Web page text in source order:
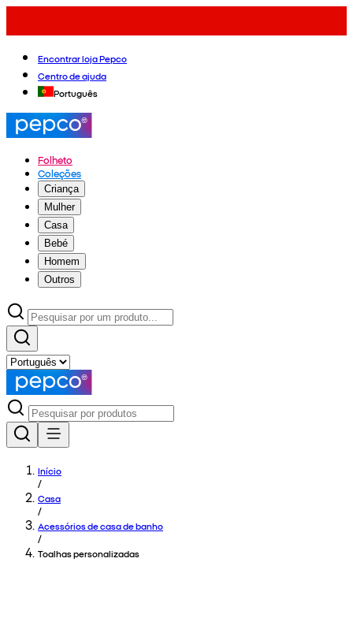
Encontrar loja Pepco
Centro de ajuda
Português
Folheto
Coleções
Criança
Mulher
Casa
Bebé
Homem
Outros
Início
/
Casa
/
Acessórios de casa de banho
/
Toalhas personalizadas